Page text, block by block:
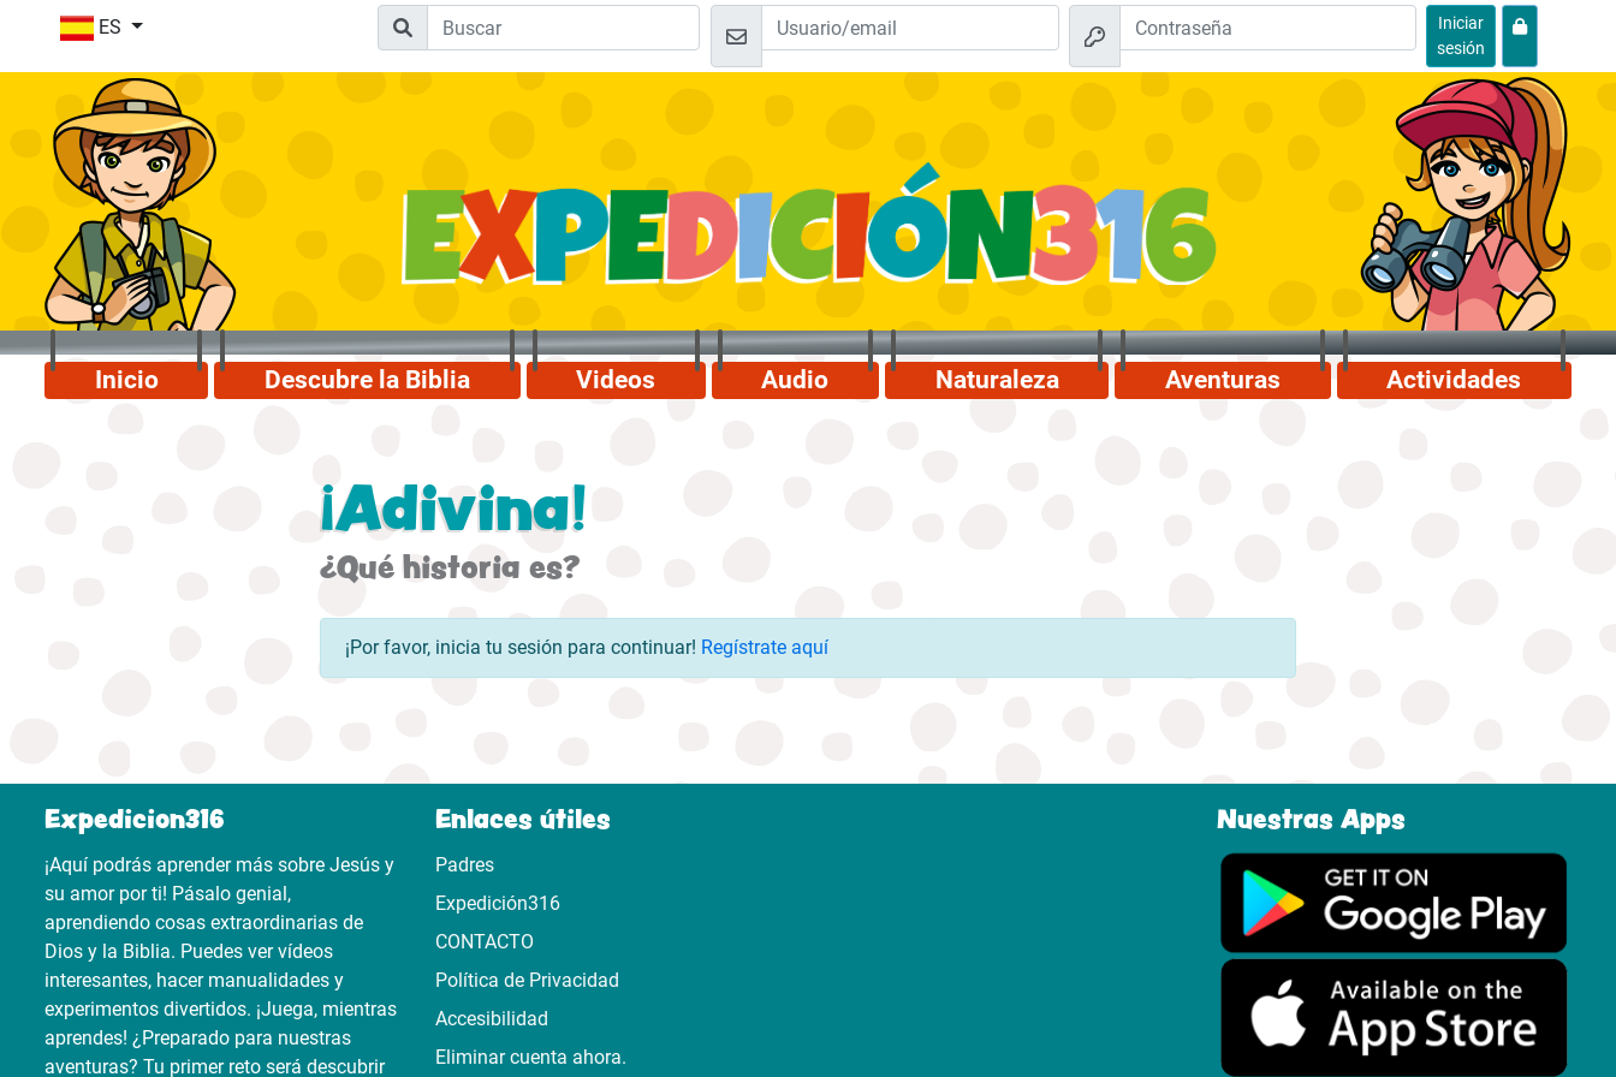
ES
Iniciar
sesión
Inicio Descubre la Biblia Videos Audio Naturaleza Aventuras Actividades
¡Adivina!
¿Qué historia es?
¡Por favor, inicia tu sesión para continuar! Regístrate aquí
Expedicion316
¡Aquí podrás aprender más sobre Jesús y
su amor por ti! Pásalo genial,
aprendiendo cosas extraordinarias de
Dios y la Biblia. Puedes ver vídeos
interesantes, hacer manualidades y
experimentos divertidos. ¡Juega, mientras
aprendes! ¿Preparado para nuestras
aventuras? Tu primer reto será descubrir
Enlaces útiles
Padres
Expedición316
CONTACTO
Política de Privacidad
Accesibilidad
Eliminar cuenta ahora.
Nuestras Apps